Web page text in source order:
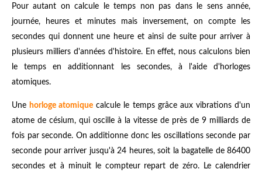
Pour autant on calcule le temps non pas dans le sens année,
journée, heures et minutes mais inversement, on compte les
secondes qui donnent une heure et ainsi de suite pour arriver à
plusieurs milliers d'années d'histoire. En effet, nous calculons bien
le temps en additionnant les secondes, à l'aide d'horloges
atomiques.
Une horloge atomique calcule le temps grâce aux vibrations d'un
atome de césium, qui oscille à la vitesse de près de 9 milliards de
fois par seconde. On additionne donc les oscillations seconde par
seconde pour arriver jusqu'à 24 heures, soit la bagatelle de 86400
secondes et à minuit le compteur repart de zéro. Le calendrier